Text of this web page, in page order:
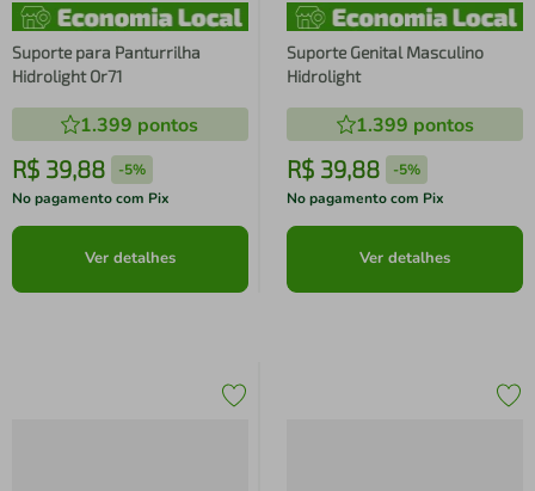
Suporte para Panturrilha
Hidrolight Or71
1.399 pontos
R$ 39,88 -5%
No pagamento com Pix
Ver detalhes
Suporte Genital Masculino
Hidrolight
1.399 pontos
R$ 39,88 -5%
No pagamento com Pix
Ver detalhes